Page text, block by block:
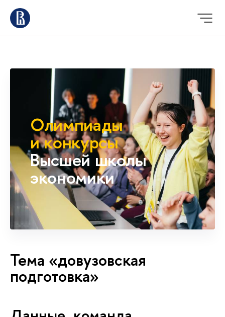
Олимпиады
и конкурсы
Высшей школы
экономики
Тема «довузовская
подготовка»